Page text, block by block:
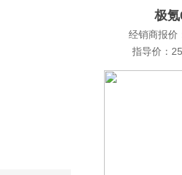
极
经销商报价
指导价：